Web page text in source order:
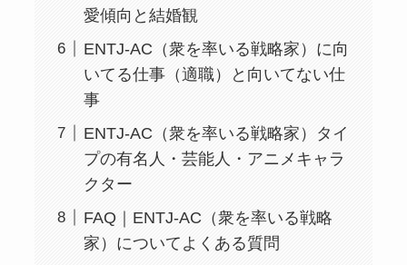
愛傾向と結婚観
ENTJ-AC（衆を率いる戦略家）に向
いてる仕事（適職）と向いてない仕
事
ENTJ-AC（衆を率いる戦略家）タイ
プの有名人・芸能人・アニメキャラ
クター
FAQ｜ENTJ-AC（衆を率いる戦略
家）についてよくある質問